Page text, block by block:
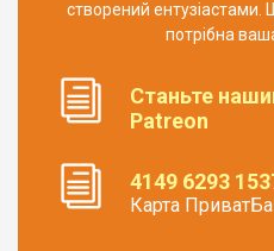
створений
потрібна
Станьте
Patreon
4149 6293
Карта